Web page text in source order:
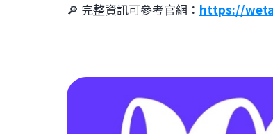
🔎 完整資訊可參考官網： https://